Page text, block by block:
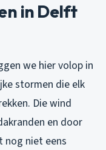
in Delft
we hier volop in
stormen die elk
Die wind
en door
nog niet eens